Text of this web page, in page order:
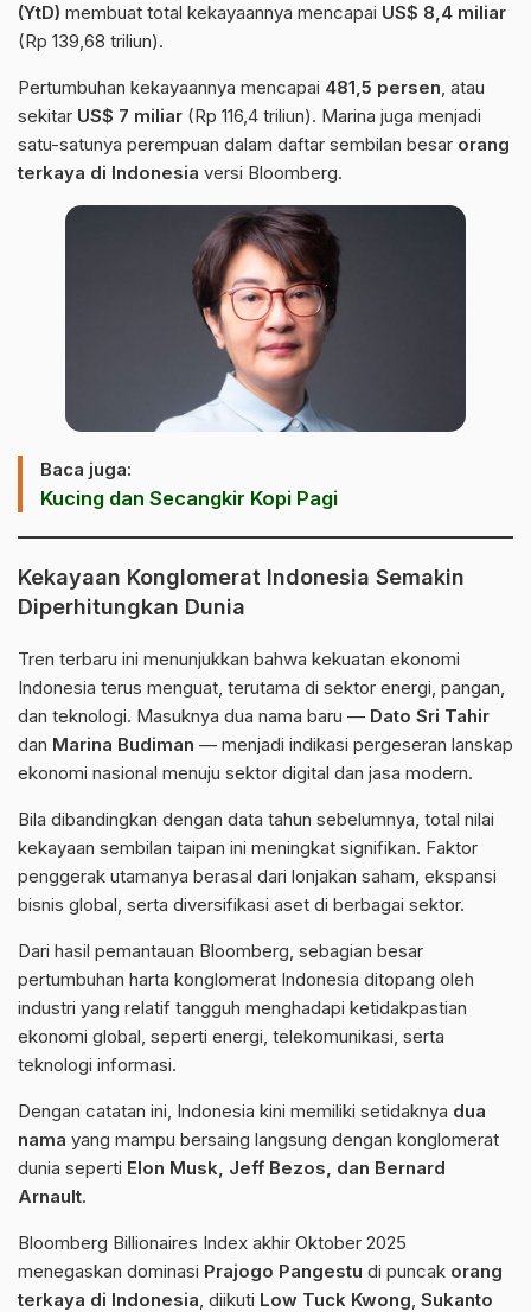
(YtD) membuat total kekayaannya mencapai US$ 8,4 miliar
(Rp 139,68 triliun).
Pertumbuhan kekayaannya mencapai 481,5 persen, atau
sekitar US$ 7 miliar (Rp 116,4 triliun). Marina juga menjadi
satu-satunya perempuan dalam daftar sembilan besar orang
terkaya di Indonesia versi Bloomberg.
Baca juga:
Kucing dan Secangkir Kopi Pagi
Kekayaan Konglomerat Indonesia Semakin
Diperhitungkan Dunia
Tren terbaru ini menunjukkan bahwa kekuatan ekonomi
Indonesia terus menguat, terutama di sektor energi, pangan,
dan teknologi. Masuknya dua nama baru — Dato Sri Tahir
dan Marina Budiman — menjadi indikasi pergeseran lanskap
ekonomi nasional menuju sektor digital dan jasa modern.
Bila dibandingkan dengan data tahun sebelumnya, total nilai
kekayaan sembilan taipan ini meningkat signifikan. Faktor
penggerak utamanya berasal dari lonjakan saham, ekspansi
bisnis global, serta diversifikasi aset di berbagai sektor.
Dari hasil pemantauan Bloomberg, sebagian besar
pertumbuhan harta konglomerat Indonesia ditopang oleh
industri yang relatif tangguh menghadapi ketidakpastian
ekonomi global, seperti energi, telekomunikasi, serta
teknologi informasi.
Dengan catatan ini, Indonesia kini memiliki setidaknya dua
nama yang mampu bersaing langsung dengan konglomerat
dunia seperti Elon Musk, Jeff Bezos, dan Bernard
Arnault.
Bloomberg Billionaires Index akhir Oktober 2025
menegaskan dominasi Prajogo Pangestu di puncak orang
terkaya di Indonesia, diikuti Low Tuck Kwong, Sukanto